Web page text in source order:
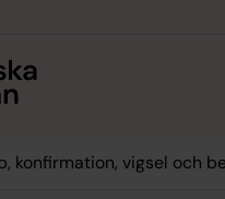
konfirmation, vigsel och